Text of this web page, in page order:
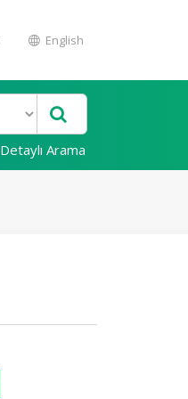
English
Detaylı Arama